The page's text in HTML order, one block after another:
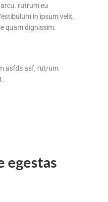
rutrum eu
in ipsum velit.
quam dignissim.
asfds asf, rutrum
egestas